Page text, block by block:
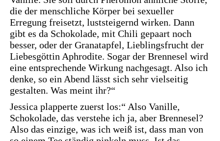
die der menschliche Körper bei sexueller
Erregung freisetzt, luststeigernd wirken. Dann
gibt es da Schokolade, mit Chili gepaart noch
besser, oder der Granatapfel, Lieblingsfrucht der
Liebesgöttin Aphrodite. Sogar der Brennesel wird
eine entsprechende Wirkung nachgesagt. Also ich
denke, so ein Abend lässt sich sehr vielseitig
gestalten. Was meint ihr?“
Jessica plapperte zuerst los:“ Also Vanille,
Schokolade, das verstehe ich ja, aber Brennesel?
Also das einzige, was ich weiß ist, dass man von